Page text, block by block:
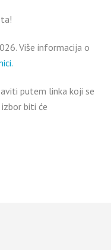
Više informacija o
putem linka koji se
biti će